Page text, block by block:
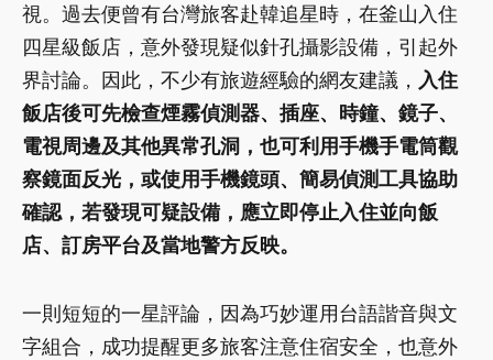
視。過去便曾有台灣旅客赴韓追星時，在釜山入住
四星級飯店，意外發現疑似針孔攝影設備，引起外
界討論。因此，不少有旅遊經驗的網友建議， 入住
飯店後可先檢查煙霧偵測器、插座、時鐘、鏡子、
電視周邊及其他異常孔洞，也可利用手機手電筒觀
察鏡面反光，或使用手機鏡頭、簡易偵測工具協助
確認，若發現可疑設備，應立即停止入住並向飯
店、訂房平台及當地警方反映。
一則短短的一星評論，因為巧妙運用台語諧音與文
字組合，成功提醒更多旅客注意住宿安全，也意外